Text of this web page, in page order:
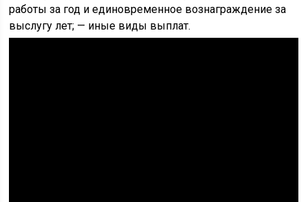
работы за год и единовременное вознаграждение за
выслугу лет; — иные виды выплат.